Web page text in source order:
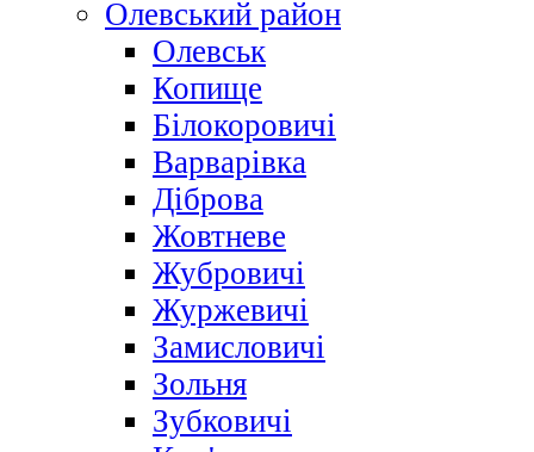
Олевський район
Олевськ
Копище
Білокоровичі
Варварівка
Діброва
Жовтневе
Жубровичі
Журжевичі
Замисловичі
Зольня
Зубковичі